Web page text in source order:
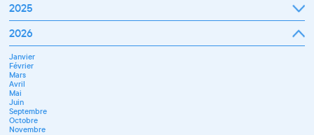
Janvier
Février
Mars
Avril
Juillet
Septembre
Novembre
Décembre
2025
Janvier
Février
Mars
Avril
Mai
Juin
Juillet
Septembre
Octobre
Novembre
Décembre
2026
Janvier
Février
Mars
Avril
Mai
Juin
Septembre
Octobre
Novembre